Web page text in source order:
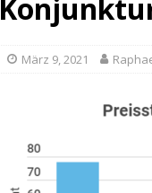
März 9, 2021